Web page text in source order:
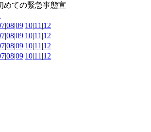
めての緊急事態宣
|08|09|10|11 |12
|08|09|10|11 |12
|08|09|10|11 |12
|08|09|10|11 |12